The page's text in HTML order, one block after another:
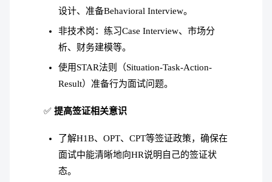
设计、准备Behavioral Interview。
非技术岗：练习Case Interview、市场分
析、财务建模等。
使用STAR法则（Situation-Task-Action-
Result）准备行为面试问题。
✅ 提高签证相关意识
了解H1B、OPT、CPT等签证政策，确保在
面试中能清晰地向HR说明自己的签证状
态。